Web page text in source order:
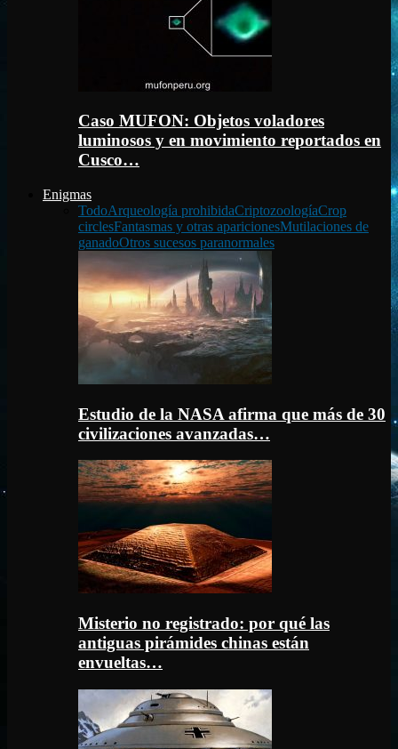
Caso MUFON: Objetos voladores
luminosos y en movimiento reportados en
Cusco…
Enigmas
TodoArqueología prohibidaCriptozoologíaCrop
circlesFantasmas y otras aparicionesMutilaciones de
ganadoOtros sucesos paranormales
Estudio de la NASA afirma que más de 30
civilizaciones avanzadas…
Misterio no registrado: por qué las
antiguas pirámides chinas están
envueltas…